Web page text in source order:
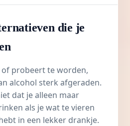
die je
probeert te worden,
alcohol sterk afgeraden.
dat je alleen maar
als je wat te vieren
in een lekker drankje.